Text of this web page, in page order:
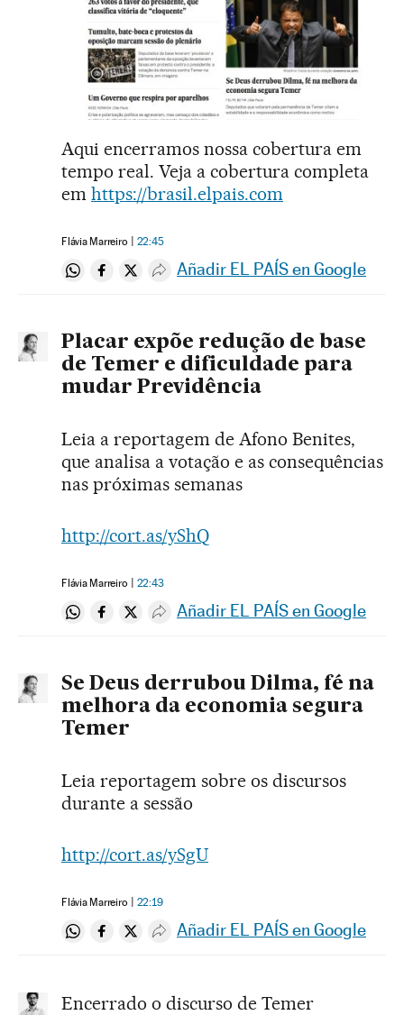
Aqui encerramos nossa cobertura em
tempo real. Veja a cobertura completa
em https://brasil.elpais.com
Flávia Marreiro 22:45
Compartir en Whatsapp
Compartir en Facebook
Compartir en Twitter
Desplegar Redes Sociales
Añadir EL PAÍS en Google
Placar expõe redução de base
de Temer e dificuldade para
mudar Previdência
Leia a reportagem de Afono Benites,
que analisa a votação e as consequências
nas próximas semanas
http://cort.as/yShQ
Flávia Marreiro 22:43
Compartir en Whatsapp
Compartir en Facebook
Compartir en Twitter
Desplegar Redes Sociales
Añadir EL PAÍS en Google
Se Deus derrubou Dilma, fé na
melhora da economia segura
Temer
Leia reportagem sobre os discursos
durante a sessão
http://cort.as/ySgU
Flávia Marreiro 22:19
Compartir en Whatsapp
Compartir en Facebook
Compartir en Twitter
Desplegar Redes Sociales
Añadir EL PAÍS en Google
Encerrado o discurso de Temer